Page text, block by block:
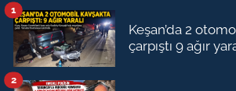
Keşan’da 2
çarpıştı 9 ağır
1
2